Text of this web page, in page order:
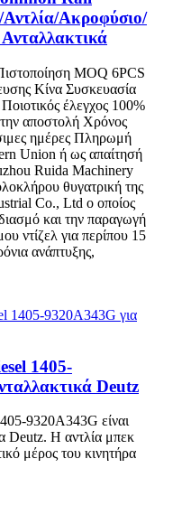
Ακροφύσιο/
MOQ 6PCS
Κίνα Συσκευασία
έλεγχος 100%
αποστολή Χρόνος
ημέρες Πληρωμή
Union ή ως απαίτησή
Ruida Machinery
θυγατρική της
Co., Ltd ο οποίος
και την παραγωγή
ντίζελ για περίπου 15
ανάπτυξης,
1405-
Deutz
9320A343G είναι
Deutz. Η αντλία μπεκ
μέρος του κινητήρα